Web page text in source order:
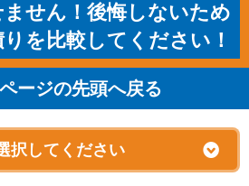
せん！後悔しないため
を比較してください！
ージの先頭へ戻る